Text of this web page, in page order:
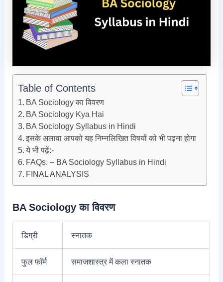
Table of Contents
BA Sociology का विवरण
BA Sociology Kya Hai
BA Sociology Syllabus in Hindi
इसके अलावा आपको यह निम्नलिखित विषयों को भी पढ़ना होगा
ये भी पढ़ें:-
FAQs. – BA Sociology Syllabus in Hindi
FINAL ANALYSIS
BA Sociology का विवरण
डिग्री स्नातक
फुल फॉर्म समाजशास्त्र में कला स्नातक